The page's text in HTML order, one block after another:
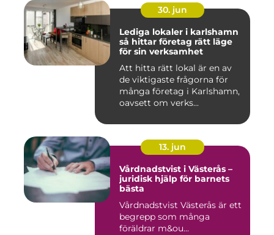
30. jun
Lediga lokaler i karlshamn
så hittar företag rätt läge
för sin verksamhet
Att hitta rätt lokal är en av
de viktigaste frågorna för
många företag i Karlshamn,
oavsett om verks...
13. jun
Vårdnadstvist i Västerås –
juridisk hjälp för barnets
bästa
Vårdnadstvist Västerås är ett
begrepp som många
föräldrar m&ou...